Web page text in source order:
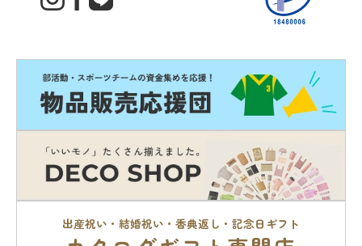
出産祝い・結婚祝い・香典返し・記念日ギフト